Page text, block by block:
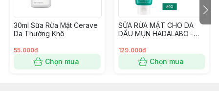
bác sĩ da liễu trước và sau
khi đưa ra thị trường.
30ml Sữa Rửa Mặt Cerave
Da Thường Khô
55.000đ
Chọn mua
SỮA RỬA MẶT CHO DA
DẦU MỤN HADALABO -
129.000đ
Chọn mua